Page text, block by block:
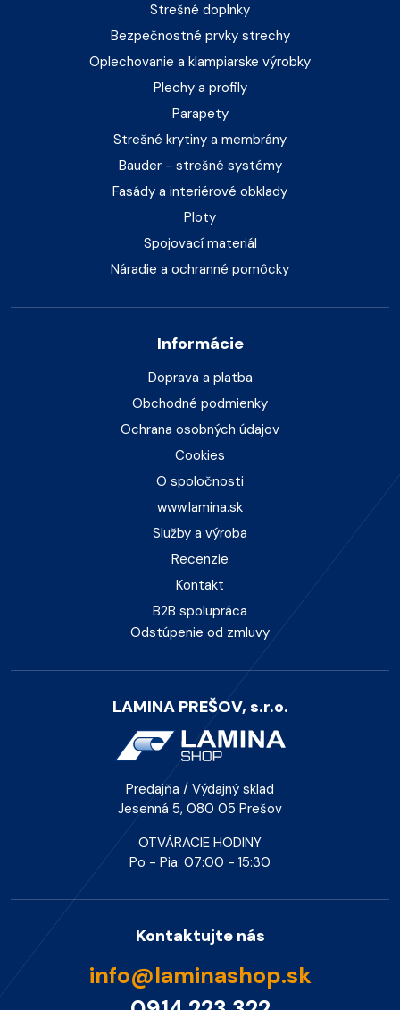
Strešné doplnky
Bezpečnostné prvky strechy
Oplechovanie a klampiarske výrobky
Plechy a profily
Parapety
Strešné krytiny a membrány
Bauder - strešné systémy
Fasády a interiérové obklady
Ploty
Spojovací materiál
Náradie a ochranné pomôcky
Informácie
Doprava a platba
Obchodné podmienky
Ochrana osobných údajov
Cookies
O spoločnosti
www.lamina.sk
Služby a výroba
Recenzie
Kontakt
B2B spolupráca
Odstúpenie od zmluvy
LAMINA PREŠOV, s.r.o.
Predajňa / Výdajný sklad
Jesenná 5, 080 05 Prešov
OTVÁRACIE HODINY
Po - Pia: 07:00 - 15:30
Kontaktujte nás
info@laminashop.sk